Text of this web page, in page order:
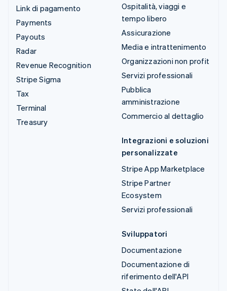
Link di pagamento
Payments
Payouts
Radar
Revenue Recognition
Stripe Sigma
Tax
Terminal
Treasury
Ospitalità, viaggi e
tempo libero
Assicurazione
Media e intrattenimento
Organizzazioni non profit
Servizi professionali
Pubblica
amministrazione
Commercio al dettaglio
Integrazioni e soluzioni
personalizzate
Stripe App Marketplace
Stripe Partner
Ecosystem
Servizi professionali
Sviluppatori
Documentazione
Documentazione di
riferimento dell'API